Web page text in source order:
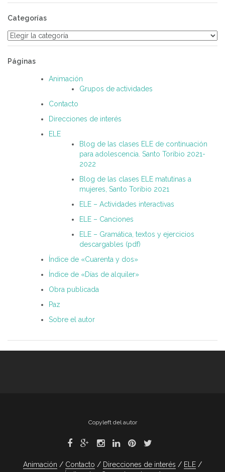
Categorías
Categorías
Páginas
Animación
Grupos de actividades
Contacto
Direcciones de interés
ELE
Blog de las clases ELE de continuación
para adolescencia. Santo Toribio 2021-
2022
Blog de las clases ELE matutinas a
mujeres, Santo Toribio 2021
ELE – Actividades interactivas
ELE – Canciones
ELE – Gramática, textos y ejercicios
descargables (pdf)
Índice de «Cuarenta y dos»
Índice de «Días de alquiler»
Obra publicada
Paz
Sobre el autor
Copyleft del autor
Animación Contacto Direcciones de interés
ELE